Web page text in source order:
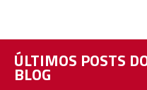
ÚLTIMOS POSTS
BLOG